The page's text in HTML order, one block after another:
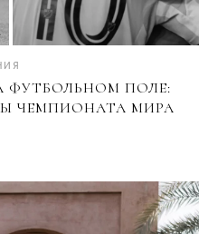
ФУТБОЛЬНОМ ПОЛЕ:
ЧЕМПИОНАТА МИРА